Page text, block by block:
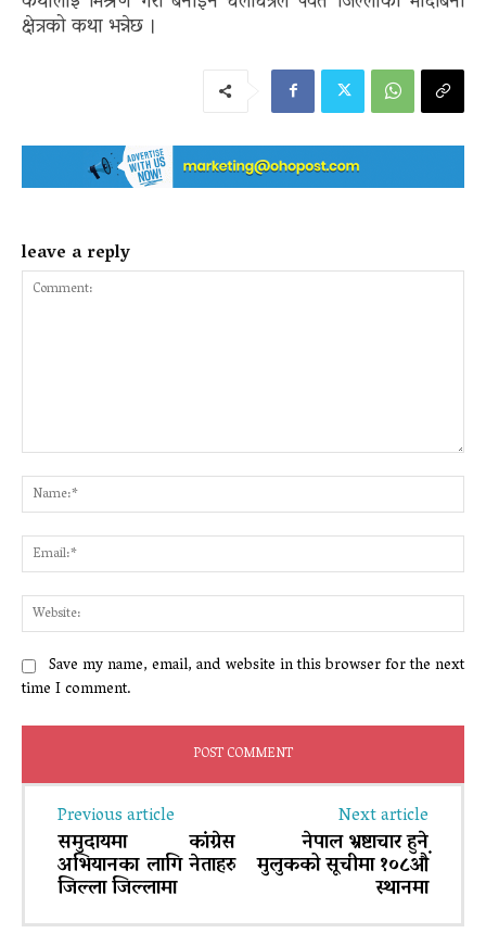
क्षेत्रको कथा भन्नेछ ।
leave a reply
Save my name, email, and website in this browser for the next
time I comment.
Previous article
समुदायमा कांग्रेस
अभियानका लागि नेताहरु
जिल्ला जिल्लामा
Next article
नेपाल भ्रष्टाचार हुने
मुलुकको सूचीमा १०८औं
स्थानमा